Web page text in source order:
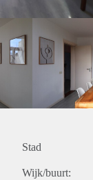
Stad
Wijk/buurt: